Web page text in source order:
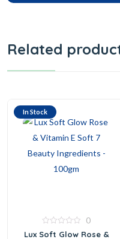
Related
In Stock
0
0
Lux Soft Glow Rose &